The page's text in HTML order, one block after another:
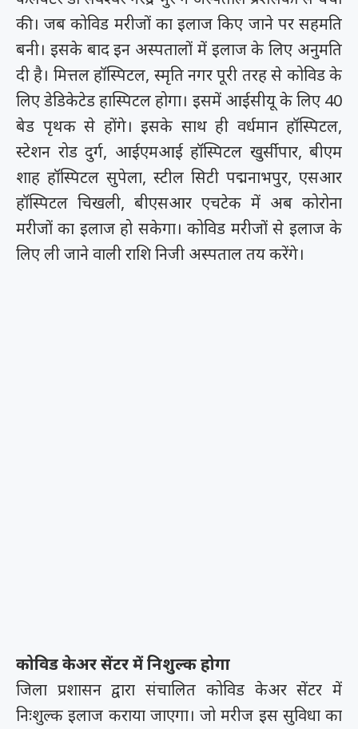
की। जब कोविड मरीजों का इलाज किए जाने पर सहमति
बनी। इसके बाद इन अस्पतालों में इलाज के लिए अनुमति
दी है। मित्तल हॉस्पिटल, स्मृति नगर पूरी तरह से कोविड के
लिए डेडिकेटेड हास्पिटल होगा। इसमें आईसीयू के लिए 40
बेड पृथक से होंगे। इसके साथ ही वर्धमान हॉस्पिटल,
स्टेशन रोड दुर्ग, आईएमआई हॉस्पिटल खुर्सीपार, बीएम
शाह हॉस्पिटल सुपेला, स्टील सिटी पद्मनाभपुर, एसआर
हॉस्पिटल चिखली, बीएसआर एचटेक में अब कोरोना
मरीजों का इलाज हो सकेगा। कोविड मरीजों से इलाज के
लिए ली जाने वाली राशि निजी अस्पताल तय करेंगे।
कोविड केअर सेंटर में निशुल्क होगा
जिला प्रशासन द्वारा संचालित कोविड केअर सेंटर में
निःशुल्क इलाज कराया जाएगा। जो मरीज इस सुविधा का